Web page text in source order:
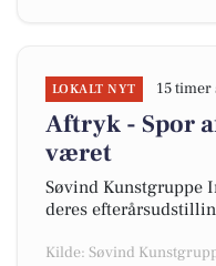
LOKALT NYT 15 timer
Aftryk - Spor
været
Søvind Kunstgruppe
deres
Kilde: Søvind